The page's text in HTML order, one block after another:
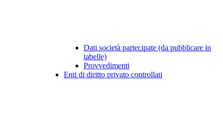
Dati società partecipate (da pubblicare in
tabelle)
Provvedimenti
Enti di diritto privato controllati